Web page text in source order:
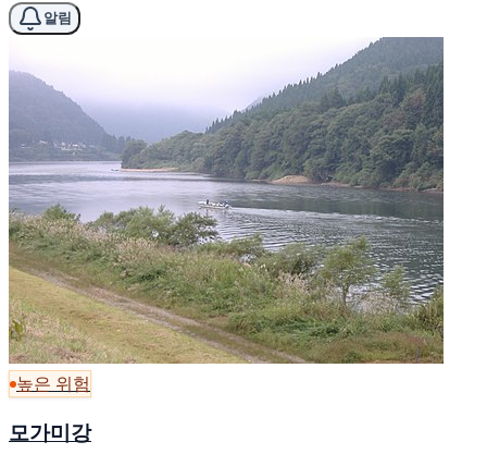
알림
높은 위험
모가미강